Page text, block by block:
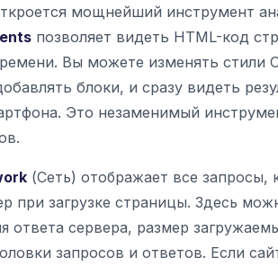
мощнейший инструмент
позволяет видеть HTML-код
Вы можете изменять стили
блоки, и сразу видеть
Это незаменимый
(Сеть) отображает все запросы,
при загрузке страницы. Здесь
ответа сервера, размер
запросов и ответов. Если